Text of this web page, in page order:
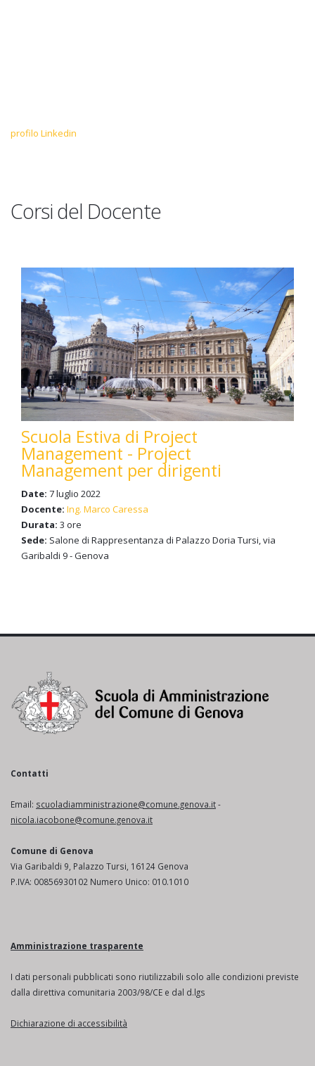
profilo Linkedin
Corsi del Docente
Scuola Estiva di Project
Management - Project
Management per dirigenti
Date: 7 luglio 2022
Docente: Ing. Marco Caressa
Durata: 3 ore
Sede: Salone di Rappresentanza di Palazzo Doria Tursi, via
Garibaldi 9 - Genova
Contatti
Email: scuoladiamministrazione@comune.genova.it-
nicola.iacobone@comune.genova.it
Comune di Genova
Via Garibaldi 9, Palazzo Tursi, 16124 Genova
P.IVA: 00856930102 Numero Unico: 010.1010
Amministrazione trasparente
I dati personali pubblicati sono riutilizzabili solo alle condizioni previste
dalla direttiva comunitaria 2003/98/CE e dal d.lgs
Dichiarazione di accessibilità